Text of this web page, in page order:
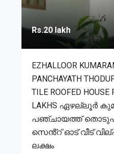
Rs.20 lakh
EZHALLOOR
PANCHAYATH
TILE ROOFED HOUSE
LAKHS ഏഴല്ലൂർ
പഞ്ചായത്ത്
സെൻ്റ് ഓട് വീട്
ലക്ഷം